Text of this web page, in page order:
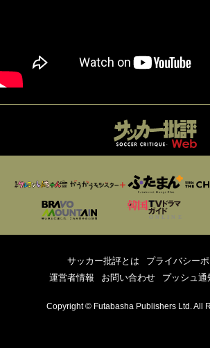
サッカー批評とは
プライバシー
運営者情報
お問い合わせ プッシュ通
Copyright © Futabasha Publishers Ltd. All